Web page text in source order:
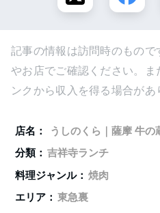
記事の情報は訪問時のもので
やお店でご確認ください。ま
ンクから収入を得る場合があ
店名：
うしのくら｜薩摩 牛の
分類： 吉祥寺ランチ
料理ジャンル： 焼肉
エリア： 東急裏